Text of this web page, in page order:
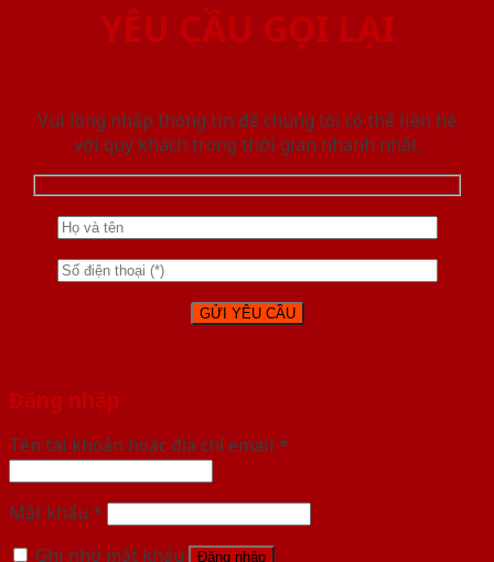
YÊU CẦU GỌI LẠI
Vui lòng nhập thông tin để chúng tôi có thể liên hệ
với quý khách trong thời gian nhanh nhất.
Đăng nhập
Tên tài khoản hoặc địa chỉ email *
Mật khẩu *
Ghi nhớ mật khẩu
Đăng nhập